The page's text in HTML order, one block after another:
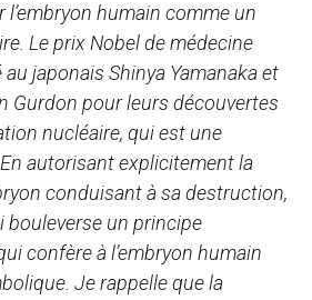
humain comme un
Le prix Nobel de médecine
au japonais Shinya Yamanaka et
Gurdon pour leurs découvertes
nucléaire, qui est une
autorisant explicitement la
conduisant à sa destruction,
bouleverse un principe
confère à l’embryon humain
Je rappelle que la